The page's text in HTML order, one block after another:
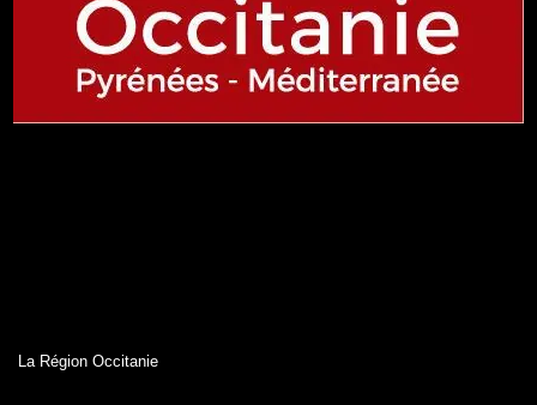
La Région Occitanie